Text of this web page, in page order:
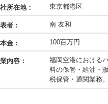
所在地： 東京都港区
者： 南 友和
金： 100百万円
内容：
福岡空港における
料の保管・給油・
税保管・通関業務